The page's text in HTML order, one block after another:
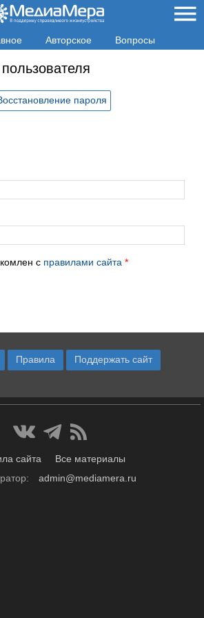
Авторское Вопросы
пароля
с правилами сайта *
Правила Поддержать сайт
сайта
Все материалы
admin@mediamera.ru